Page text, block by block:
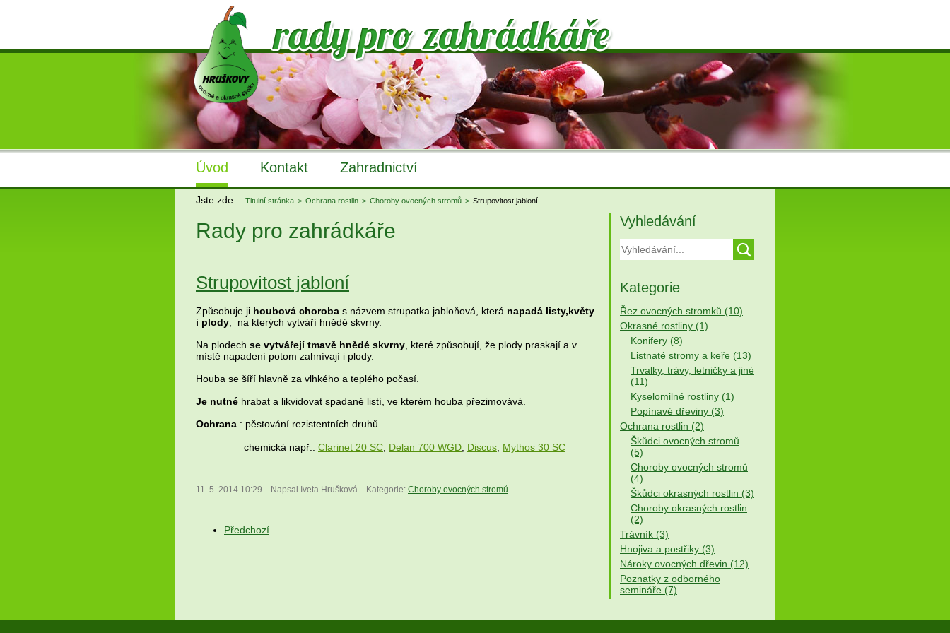
Rady pro zahrádkáře
Strupovitost jabloní
Způsobuje ji houbová choroba s názvem strupatka jabloňová, která napadá listy,květy
i plody , na kterých vytváří hnědé skvrny.
Na plodech se vytvářejí tmavě hnědé skvrny , které způsobují, že plody praskají a v
místě napadení potom zahnívají i plody.
Houba se šíří hlavně za vlhkého a teplého počasí.
Je nutné hrabat a likvidovat spadané listí, ve kterém houba přezimovává.
Ochrana : pěstování rezistentních druhů.
chemická např.: Clarinet 20 SC Delan 700 WGD Discus Mythos 30 SC
11. 5. 2014 10:29 Napsal Iveta Hrušková Kategorie: Choroby ovocných stromů
Předchozí
Vyhledávání
Kategorie
Řez ovocných stromků (10)
Okrasné rostliny (1)
Konifery (8)
Listnaté stromy a keře (13)
Trvalky, trávy, letničky a jiné
(11)
Kyselomilné rostliny (1)
Popínavé dřeviny (3)
Ochrana rostlin (2)
Škůdci ovocných stromů
(5)
Choroby ovocných stromů
(4)
Škůdci okrasných rostlin (3)
Choroby okrasných rostlin
(2)
Trávník (3)
Hnojiva a postřiky (3)
Nároky ovocných dřevin (12)
Poznatky z odborného
semináře (7)
Jste zde: Titulní stránka Ochrana rostlin Choroby ovocných stromů Strupovitost jabloní
Úvod Kontakt Zahradnictví